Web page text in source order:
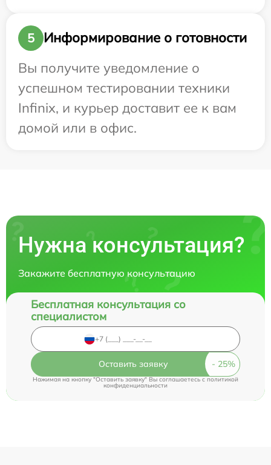
5
Информирование о готовности
Вы получите уведомление о
успешном тестировании техники
Infinix, и курьер доставит ее к вам
домой или в офис.
Нужна консультация?
Закажите бесплатную консультацию
Бесплатная консультация со
специалистом
Оставить заявку
Нажимая на кнопку "Оставить заявку" Вы соглашаетесь cполитикой
конфиденциальности